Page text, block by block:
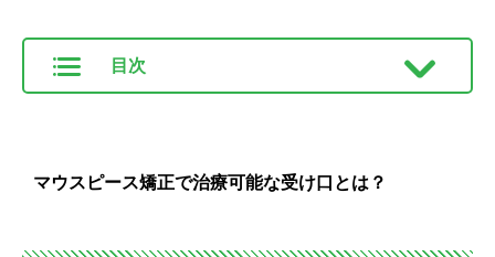
目次
マウスピース矯正で治療可能な受け口とは？